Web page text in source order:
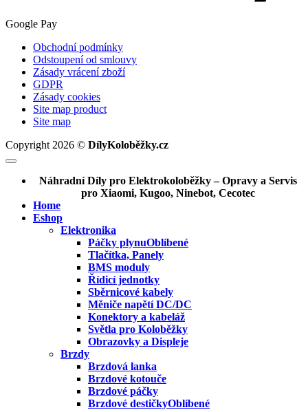
Google Pay
Obchodní podmínky
Odstoupení od smlouvy
Zásady vrácení zboží
GDPR
Zásady cookies
Site map product
Site map
Copyright 2026 © DílyKoloběžky.cz
Náhradní Díly pro Elektrokoloběžky – Opravy a Servis
pro Xiaomi, Kugoo, Ninebot, Cecotec
Home
Eshop
Elektronika
Páčky plynu
Tlačítka, Panely
BMS moduly
Řídicí jednotky
Sběrnicové kabely
Měniče napětí DC/DC
Konektory a kabeláž
Světla pro Koloběžky
Obrazovky a Displeje
Brzdy
Brzdová lanka
Brzdové kotouče
Brzdové páčky
Brzdové destičky